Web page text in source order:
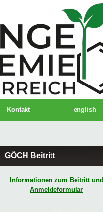
Kontakt english
GÖCH Beitritt
Informationen zum Beitritt und
Anmeldeformular